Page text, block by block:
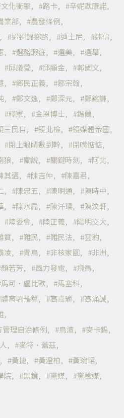
化衝擊 路卡
辛妮歐康諾
業部
農發條例
迢迢歸鄉路 迪士尼
迷信
選務瑕疵 選美
選舉
邱議瑩 邱顯金
郭國文
鄉民正義
鄒宗翰
鄭文逸 鄭深元
鄭銘謙
釋憲 金恩博士
錫蘭
三民自 鏡北檢
鏡媒體帝國
閉上眼睛數到幹
閉嘴惦惦
狼 關說 關鍵時刻
阿北
其邁 陳吉仲
陳嘉君
陳忠五 陳明通
陳時中
陳水扁 陳汘瑈
陳汶軒
陸委會 陸正義
陽明交大
質 難民 難民法
雲豹
凌 青鳥 非核家園
非洲
顏若芳 風力發電
飛馬
馬可·盧比歐
馬塞科
體育署預算 高嘉瑜
高涌誠
理自治條例
鳥渣
麥卡錫
麥特·蓋茲
黃捷 黃澄柏
黃琬珺
院 黑鏡 黨媒
黨檢媒